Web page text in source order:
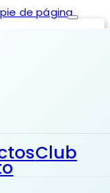
de página
Club